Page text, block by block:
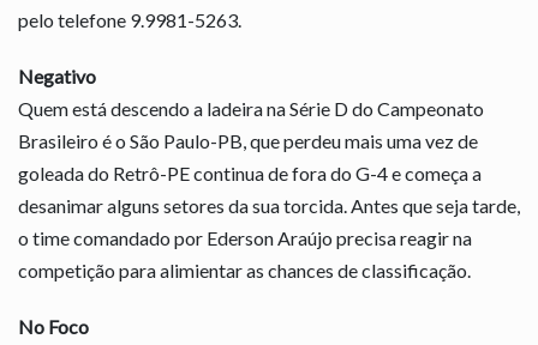
pelo telefone 9.9981-5263.
Negativo
Quem está descendo a ladeira na Série D do Campeonato
Brasileiro é o São Paulo-PB, que perdeu mais uma vez de
goleada do Retrô-PE continua de fora do G-4 e começa a
desanimar alguns setores da sua torcida. Antes que seja tarde,
o time comandado por Ederson Araújo precisa reagir na
competição para alimientar as chances de classificação.
No Foco